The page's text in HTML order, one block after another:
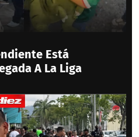
Está
A La Liga